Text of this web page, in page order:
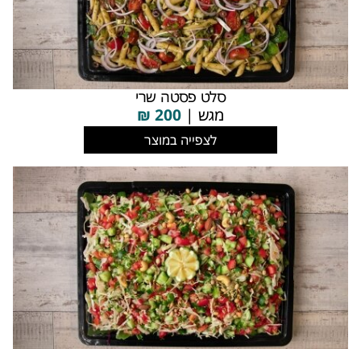
סלט פסטה שרי
מגש | 200
₪
לצפייה במוצר